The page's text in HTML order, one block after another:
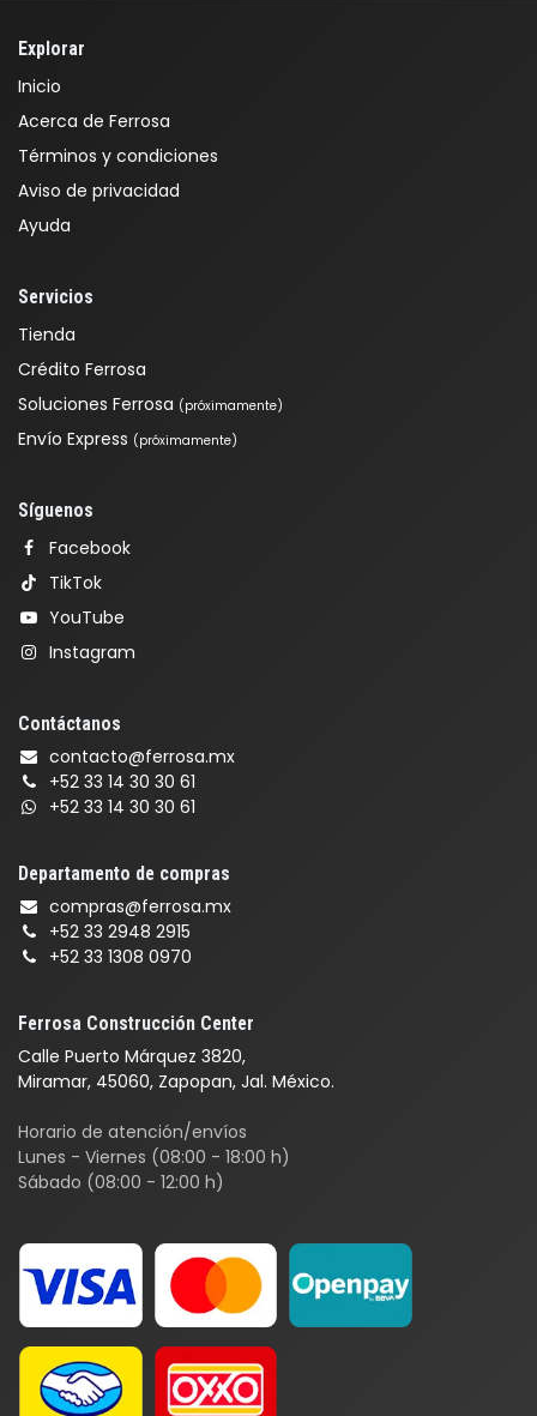
Explorar
Inicio
Acerca de Ferrosa
Términos y condiciones
Aviso de privacidad
Ayuda
Servicios
Tienda
Crédito Ferrosa
Soluciones Ferrosa (próximamente)
Envío Express (próximamente)
Ferrosa Construcción Center
Calle Puerto Márquez 3820,
Miramar, 45060, Zapopan, Jal. México.
Horario de atención/envíos
Lunes - Viernes (08:00 - 18:00 h)
Sábado (08:00 - 12:00 h)
Síguenos
Facebook
TikTok
YouTube
Instagram
Contáctanos
contacto@ferrosa.mx
+52 33 14 30 30 61
+52 33 14 30 30 61
Departamento de compras
compras@ferrosa.mx
+52 33 2948 2915
+52 33 1308 0970